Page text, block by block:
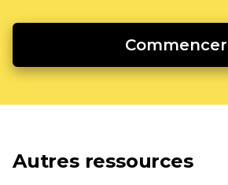
Commencer
Autres ressources